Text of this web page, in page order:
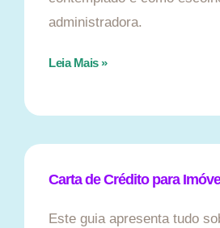
administradora.
Leia Mais »
Carta de Crédito para
Este guia apresenta tudo